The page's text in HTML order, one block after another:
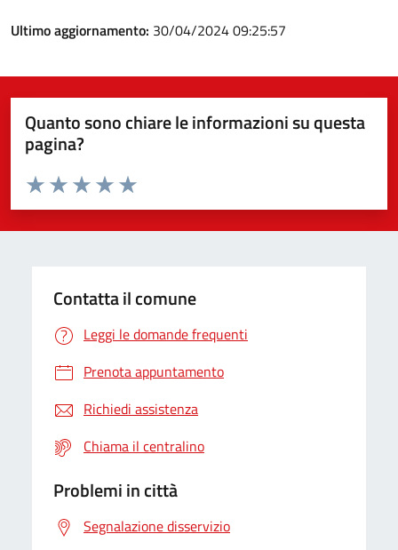
Ultimo aggiornamento: 30/04/2024 09:25:57
Quanto sono chiare le informazioni su questa
pagina?
Valuta da 1 a 5 stelle la pagina
Valuta 5 stelle su 5
Valuta 4 stelle su 5
Valuta 3 stelle su 5
Valuta 2 stelle su 5
Valuta 1 stelle su 5
Contatta il comune
Leggi le domande frequenti
Prenota appuntamento
Richiedi assistenza
Chiama il centralino
Problemi in città
Segnalazione disservizio